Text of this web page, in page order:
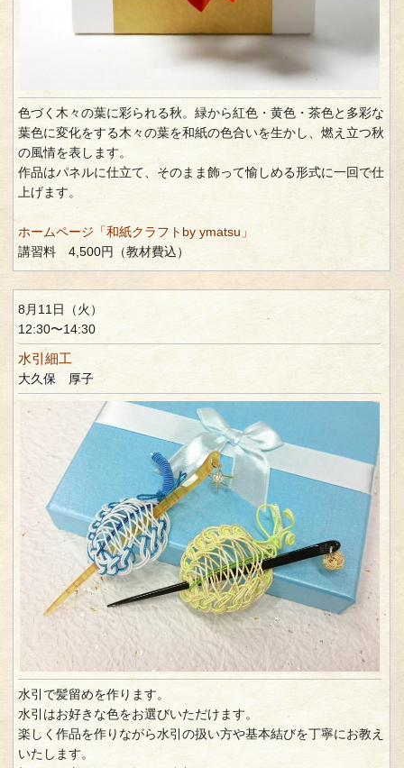
色づく木々の葉に彩られる秋。緑から紅色・黄色・茶色と多彩な
葉色に変化をする木々の葉を和紙の色合いを生かし、燃え立つ秋
の風情を表します。
作品はパネルに仕立て、そのまま飾って愉しめる形式に一回で仕
上げます。
ホームページ「和紙クラフトby ymatsu」
講習料 4,500円（教材費込）
8月11日（火）
12:30〜14:30
水引細工
大久保 厚子
水引で髪留めを作ります。
水引はお好きな色をお選びいただけます。
楽しく作品を作りながら水引の扱い方や基本結びを丁寧にお教え
いたします。